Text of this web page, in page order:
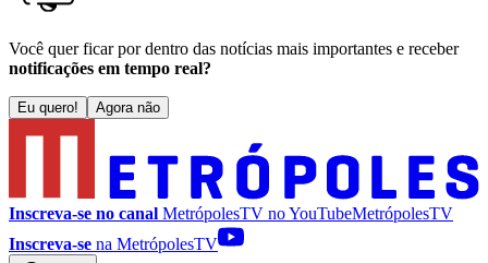
Você quer ficar por dentro das notícias mais importantes e receber
notificações em tempo real?
Eu quero! Agora não
Inscreva-se no canal MetrópolesTV noYouTubeMetrópolesTV
Inscreva-se na MetrópolesTV